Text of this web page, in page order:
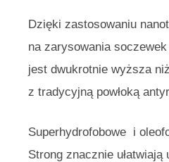
Dzięki zastosowaniu
na zarysowania
jest dwukrotnie wyższa
z tradycyjną powłoką
Superhydrofobowe i
Strong znacznie